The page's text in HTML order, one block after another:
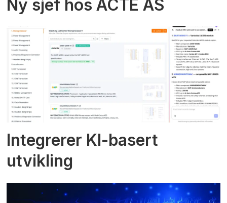
Ny sjef hos ACTE AS
Integrerer KI-basert
utvikling